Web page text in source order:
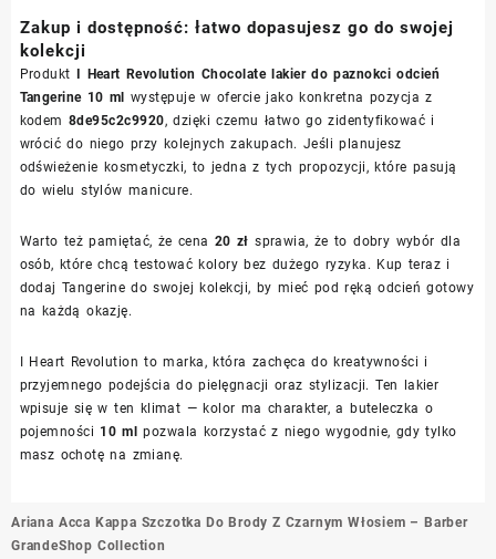
Zakup i dostępność: łatwo dopasujesz go do swojej
kolekcji
Produkt I Heart Revolution Chocolate lakier do paznokci odcień
Tangerine 10 ml występuje w ofercie jako konkretna pozycja z
kodem 8de95c2c9920, dzięki czemu łatwo go zidentyfikować i
wrócić do niego przy kolejnych zakupach. Jeśli planujesz
odświeżenie kosmetyczki, to jedna z tych propozycji, które pasują
do wielu stylów manicure.
Warto też pamiętać, że cena 20 zł sprawia, że to dobry wybór dla
osób, które chcą testować kolory bez dużego ryzyka. Kup teraz i
dodaj Tangerine do swojej kolekcji, by mieć pod ręką odcień gotowy
na każdą okazję.
I Heart Revolution to marka, która zachęca do kreatywności i
przyjemnego podejścia do pielęgnacji oraz stylizacji. Ten lakier
wpisuje się w ten klimat — kolor ma charakter, a buteleczka o
pojemności 10 ml pozwala korzystać z niego wygodnie, gdy tylko
masz ochotę na zmianę.
Nawigacja
wpisu
Ariana
Grande
Acca Kappa Szczotka Do Brody Z Czarnym Włosiem – Barber
Shop Collection